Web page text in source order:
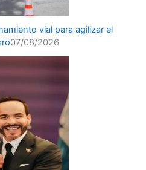
vial para agilizar el
07/08/2026